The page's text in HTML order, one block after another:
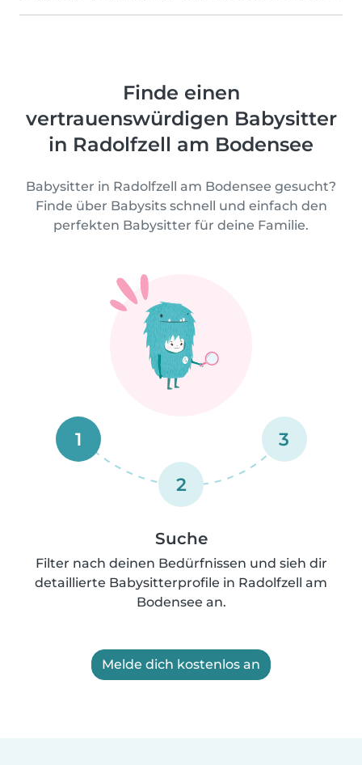
Finde einen
vertrauenswürdigen Babysitter
in Radolfzell am Bodensee
Babysitter in Radolfzell am Bodensee gesucht?
Finde über Babysits schnell und einfach den
perfekten Babysitter für deine Familie.
1
2
3
Suche
Filter nach deinen Bedürfnissen und sieh dir
detaillierte Babysitterprofile in Radolfzell am
Bodensee an.
Melde dich kostenlos an